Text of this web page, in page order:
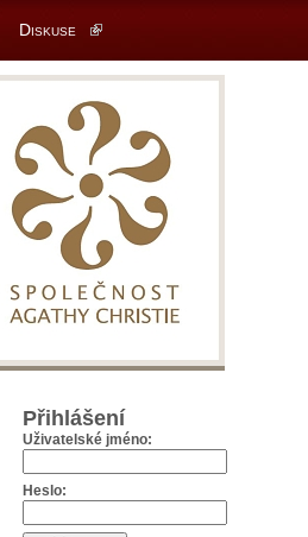
Diskuse
Přihlášení
Uživatelské jméno:
Heslo: